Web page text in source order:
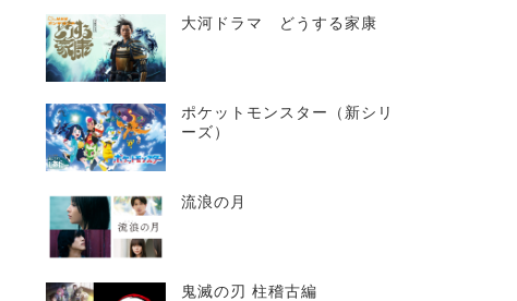
大河ドラマ どうする家康
ポケットモンスター（新シリ
ーズ）
流浪の月
鬼滅の刃 柱稽古編